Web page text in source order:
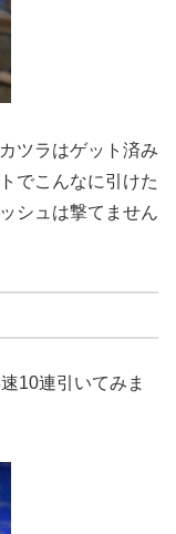
ツラはゲット済み
でこんなに引けた
シュは撃てません
10連引いてみま